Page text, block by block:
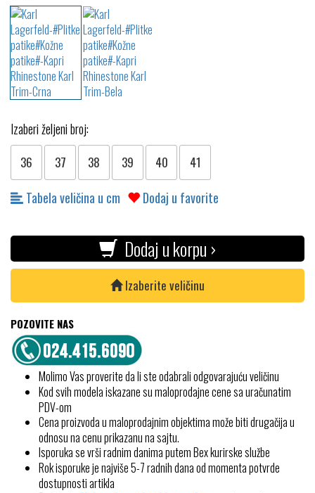
Izaberi željeni broj:
36 37 38 39 40 41
Tabela veličina u cm Dodaj u favorite
Dodaj u korpu ›
Izaberite veličinu
POZOVITE NAS
Molimo Vas proverite da li ste odabrali odgovarajuću veličinu
Kod svih modela iskazane su maloprodajne cene sa uračunatim
PDV-om
Cena proizvoda u maloprodajnim objektima može biti drugačija u
odnosu na cenu prikazanu na sajtu.
Isporuka se vrši radnim danima putem Bex kurirske službe
Rok isporuke je najviše 5-7 radnih dana od momenta potvrde
dostupnosti artikla